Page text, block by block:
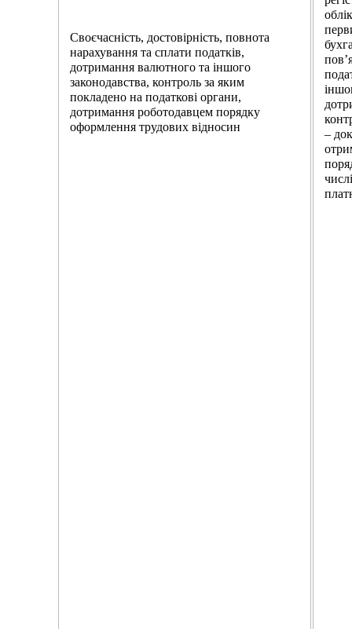
Своєчасність, достовірність, повнота
нарахування та сплати податків,
дотримання валютного та іншого
законодавства, контроль за яким
покладено на податкові органи,
дотримання роботодавцем порядку
оформлення трудових відносин
–